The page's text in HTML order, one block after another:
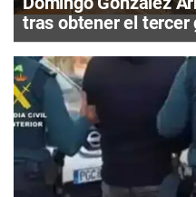
tras obtener el tercer